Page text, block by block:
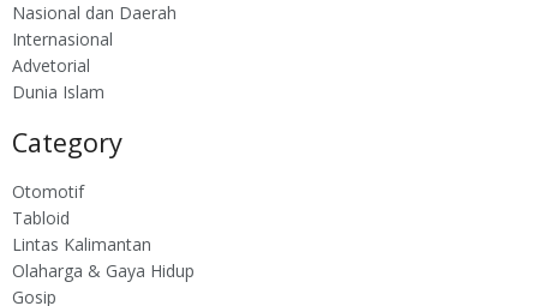
Nasional dan Daerah
Internasional
Advetorial
Dunia Islam
Category
Otomotif
Tabloid
Lintas Kalimantan
Olaharga & Gaya Hidup
Gosip